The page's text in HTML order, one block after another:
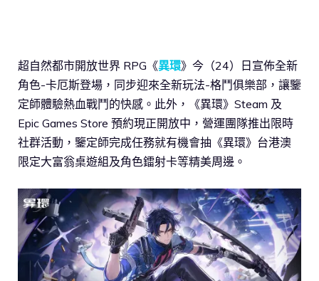
超自然都市開放世界 RPG《異環》今（24）日宣佈全新
角色-卡厄斯登場，同步迎來全新玩法-格鬥俱樂部，讓鑒
定師體驗熱血戰鬥的快感。此外，《異環》Steam 及
Epic Games Store 預約現正開放中，營運團隊推出限時
社群活動，鑒定師完成任務就有機會抽《異環》台港澳
限定大富翁桌遊組及角色鐳射卡等精美周邊。